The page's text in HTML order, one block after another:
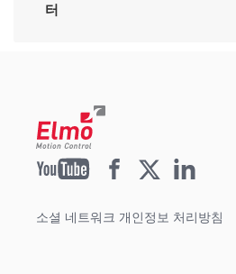
터
소셜 네트워크 개인정보 처리방침